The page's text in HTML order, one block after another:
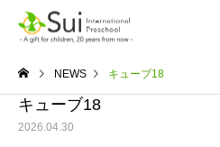
NEWS キューブ18
キューブ18
2026.04.30